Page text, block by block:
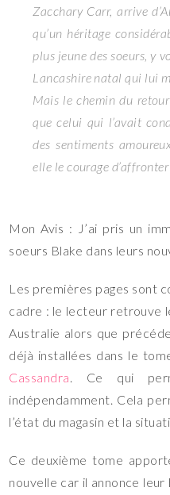
Zacchary Carr, arrive
qu’un héritage
plus jeune des soeurs, y
Lancashire natal qui lui
Mais le chemin du
que celui qui l’avait
des sentiments
elle le courage
Mon Avis : J’ai pris un
soeurs Blake dans leurs
Les premières pages sont
cadre : le lecteur retrouve
Australie alors que
déjà installées dans le
Cassandra . Ce qui
indépendamment. Cela
l’état du magasin et la
Ce deuxième tome
nouvelle car il annonce